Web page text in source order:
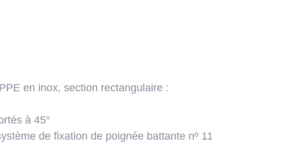
en inox, section rectangulaire :
à 45°
de fixation de poignée battante nº 11